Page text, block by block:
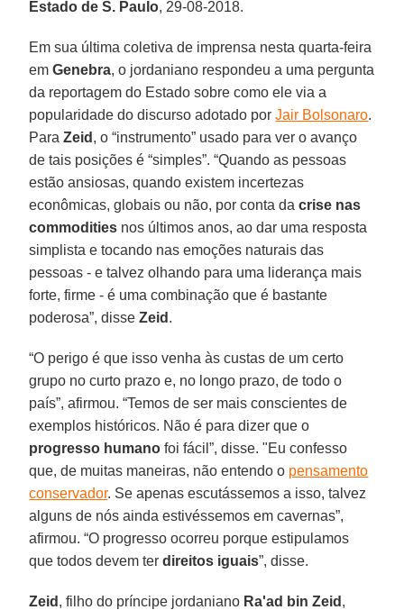
Estado de S. Paulo, 29-08-2018.
Em sua última coletiva de imprensa nesta quarta-feira
emGenebra, o jordaniano respondeu a uma pergunta
da reportagem do Estado sobre como ele via a
popularidade do discurso adotado porJair Bolsonaro.
Para Zeid , o “instrumento” usado para ver o avanço
de tais posições é “simples”. “Quando as pessoas
estão ansiosas, quando existem incertezas
econômicas, globais ou não, por conta dacrise nas
commodities nos últimos anos, ao dar uma resposta
simplista e tocando nas emoções naturais das
pessoas - e talvez olhando para uma liderança mais
forte, firme - é uma combinação que é bastante
poderosa”, disseZeid .
“O perigo é que isso venha às custas de um certo
grupo no curto prazo e, no longo prazo, de todo o
país”, afirmou. “Temos de ser mais conscientes de
exemplos históricos. Não é para dizer que o
progresso humano foi fácil”, disse. "Eu confesso
que, de muitas maneiras, não entendo o pensamento
conservador. Se apenas escutássemos a isso, talvez
alguns de nós ainda estivéssemos em cavernas”,
afirmou. “O progresso ocorreu porque estipulamos
que todos devem terdireitos iguais”, disse.
Zeid , filho do príncipe jordaniano Ra'ad bin Zeid ,